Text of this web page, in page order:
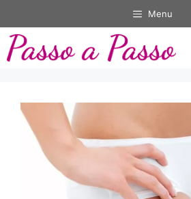
para
conteúdo
Menu